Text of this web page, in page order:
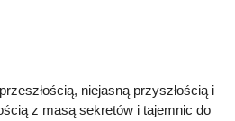
niejasną przyszłością i
z masą sekretów i tajemnic do